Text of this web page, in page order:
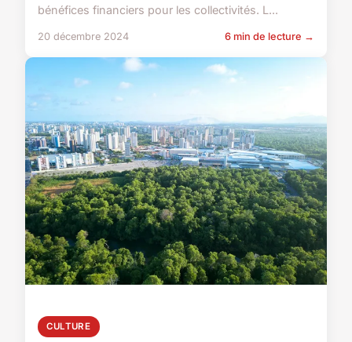
bénéfices financiers pour les collectivités. L...
20 décembre 2024 6 min de lecture →
CULTURE